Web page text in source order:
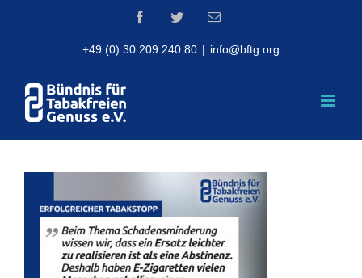
FacebookTwitterEmail
+49 (0) 30 209 240 80 | info@bftg.org